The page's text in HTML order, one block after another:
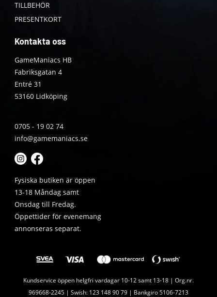
TILLBEHÖR
PRESENTKORT
Kontakta oss
GameManiacs HB
Fabriksgatan 4
Entré 31
53160 Lidköping
0705 - 19 02 74
info@gamemaniacs.se
Fysiska butiken är öppen
13-18 Måndag samt
Onsdag till Fredag.
Öppettider för evenemang
annonseras separat.
Kundservice öppen helgfri vardagar 10-12 samt 13-18 | Org.nr.
969668-2245 | Swish: 123 148 90 79 | Bankgiro 5106-7213